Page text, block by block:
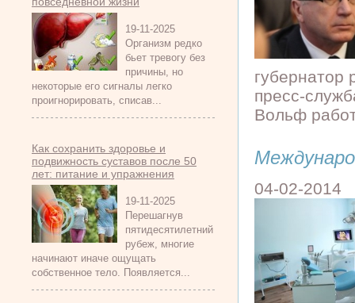
19-11-2025
Организм редко
бьет тревогу без
причины, но
некоторые его сигналы легко
проигнорировать, списав...
Как сохранить здоровье и
подвижность суставов после 50
лет: питание и упражнения
19-11-2025
Перешагнув
пятидесятилетний
рубеж, многие
начинают иначе ощущать
собственное тело. Появляется...
губернатор
пресс-
Вольф
04-02-2014